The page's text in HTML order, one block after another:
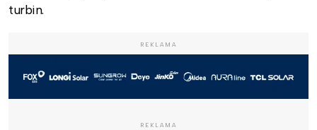
turbin.
REKLAMA
REKLAMA